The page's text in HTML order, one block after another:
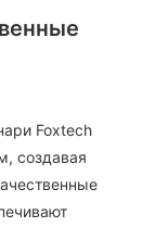
Foxtech
создавая